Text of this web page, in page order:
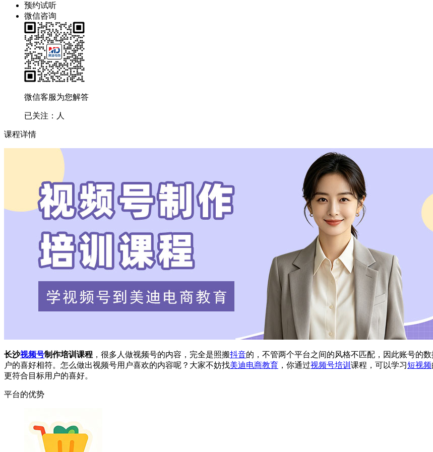
预约试听
微信咨询
微信客服为您解答
已关注： 人
课程详情
长沙视频号制作培训课程 ，很多人做视频号的内容，完全是照搬抖音的，不管两个平台之间的风格不匹配，因此账号的
户的喜好相符。怎么做出视频号用户喜欢的内容呢？大家不妨找美迪电商教育 ，你通过视频号培训 课程，可以学习短视频
更符合目标用户的喜好。
平台的优势